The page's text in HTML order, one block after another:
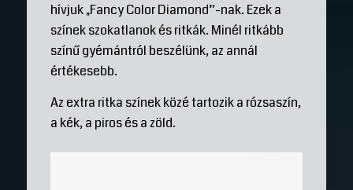
hívjuk „Fancy Color Diamond”-nak. Ezek a
színek szokatlanok és ritkák. Minél ritkább
színű gyémántról beszélünk, az annál
értékesebb.
Az extra ritka színek közé tartozik a rózsaszín,
a kék, a piros és a zöld.